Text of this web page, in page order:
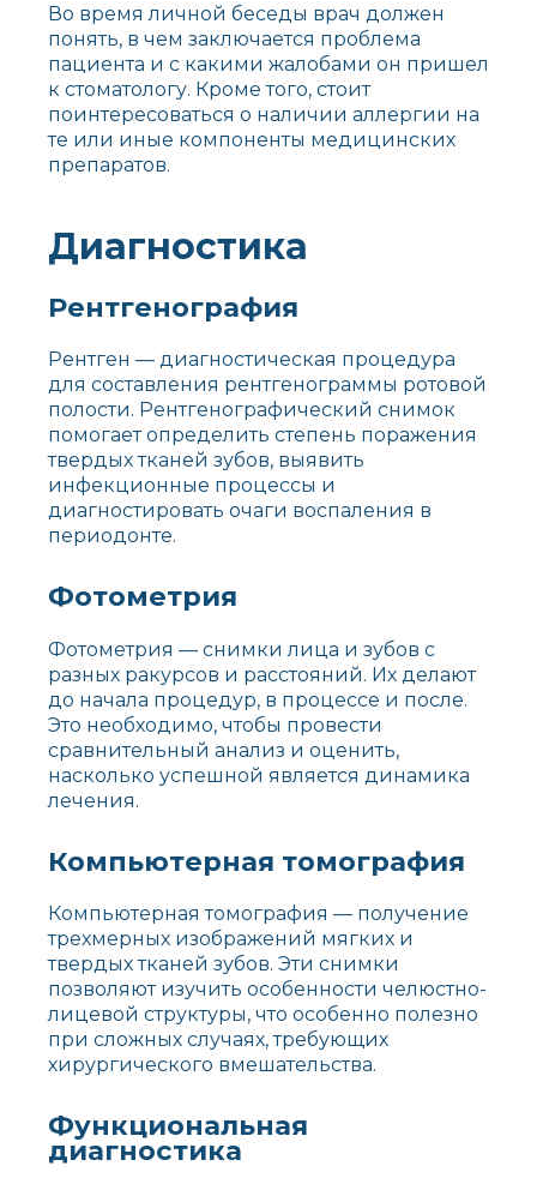
Во время личной беседы врач должен
понять, в чем заключается проблема
пациента и с какими жалобами он пришел
к стоматологу. Кроме того, стоит
поинтересоваться о наличии аллергии на
те или иные компоненты медицинских
препаратов.
Диагностика
Рентгенография
Рентген — диагностическая процедура
для составления рентгенограммы ротовой
полости. Рентгенографический снимок
помогает определить степень поражения
твердых тканей зубов, выявить
инфекционные процессы и
диагностировать очаги воспаления в
периодонте.
Фотометрия
Фотометрия — снимки лица и зубов с
разных ракурсов и расстояний. Их делают
до начала процедур, в процессе и после.
Это необходимо, чтобы провести
сравнительный анализ и оценить,
насколько успешной является динамика
лечения.
Компьютерная томография
Компьютерная томография — получение
трехмерных изображений мягких и
твердых тканей зубов. Эти снимки
позволяют изучить особенности челюстно-
лицевой структуры, что особенно полезно
при сложных случаях, требующих
хирургического вмешательства.
Функциональная
диагностика